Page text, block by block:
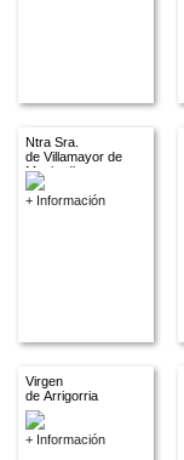
Ntra Sra.
de Villamayor de
Monjardin
+ Información
Virgen
de Arrigorria
+ Información